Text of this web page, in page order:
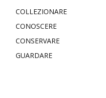
COLLEZIONARE
CONOSCERE
CONSERVARE
GUARDARE